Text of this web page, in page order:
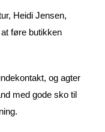
Heidi Jensen,
føre butikken
og agter
med gode sko til